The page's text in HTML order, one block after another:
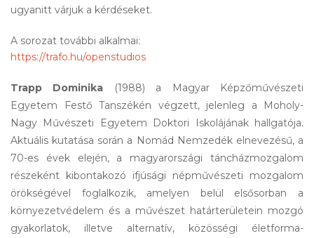
ugyanitt várjuk a kérdéseket.
https://trafo.hu/openstudios
Trapp Dominika (1988) a Magyar Képzőművészeti
Egyetem Festő Tanszékén végzett, jelenleg a Moholy-
Nagy Művészeti Egyetem Doktori Iskolájának hallgatója.
Aktuális kutatása során a Nomád Nemzedék elnevezésű, a
70-es évek elején, a magyarországi táncházmozgalom
részeként kibontakozó ifjúsági népművészeti mozgalom
örökségével foglalkozik, amelyen belül elsősorban a
környezetvédelem és a művészet határterületein mozgó
gyakorlatok, illetve alternatív, közösségi életforma-